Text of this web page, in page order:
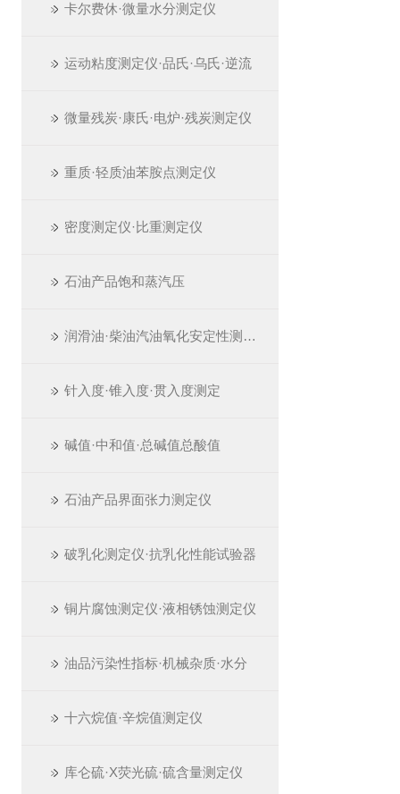
卡尔费休·微量水分测定仪
运动粘度测定仪·品氏·乌氏·逆流
微量残炭·康氏·电炉·残炭测定仪
重质·轻质油苯胺点测定仪
密度测定仪·比重测定仪
石油产品饱和蒸汽压
润滑油·柴油汽油氧化安定性测定仪
针入度·锥入度·贯入度测定
碱值·中和值·总碱值总酸值
石油产品界面张力测定仪
破乳化测定仪·抗乳化性能试验器
铜片腐蚀测定仪·液相锈蚀测定仪
油品污染性指标·机械杂质·水分
十六烷值·辛烷值测定仪
库仑硫·X荧光硫·硫含量测定仪